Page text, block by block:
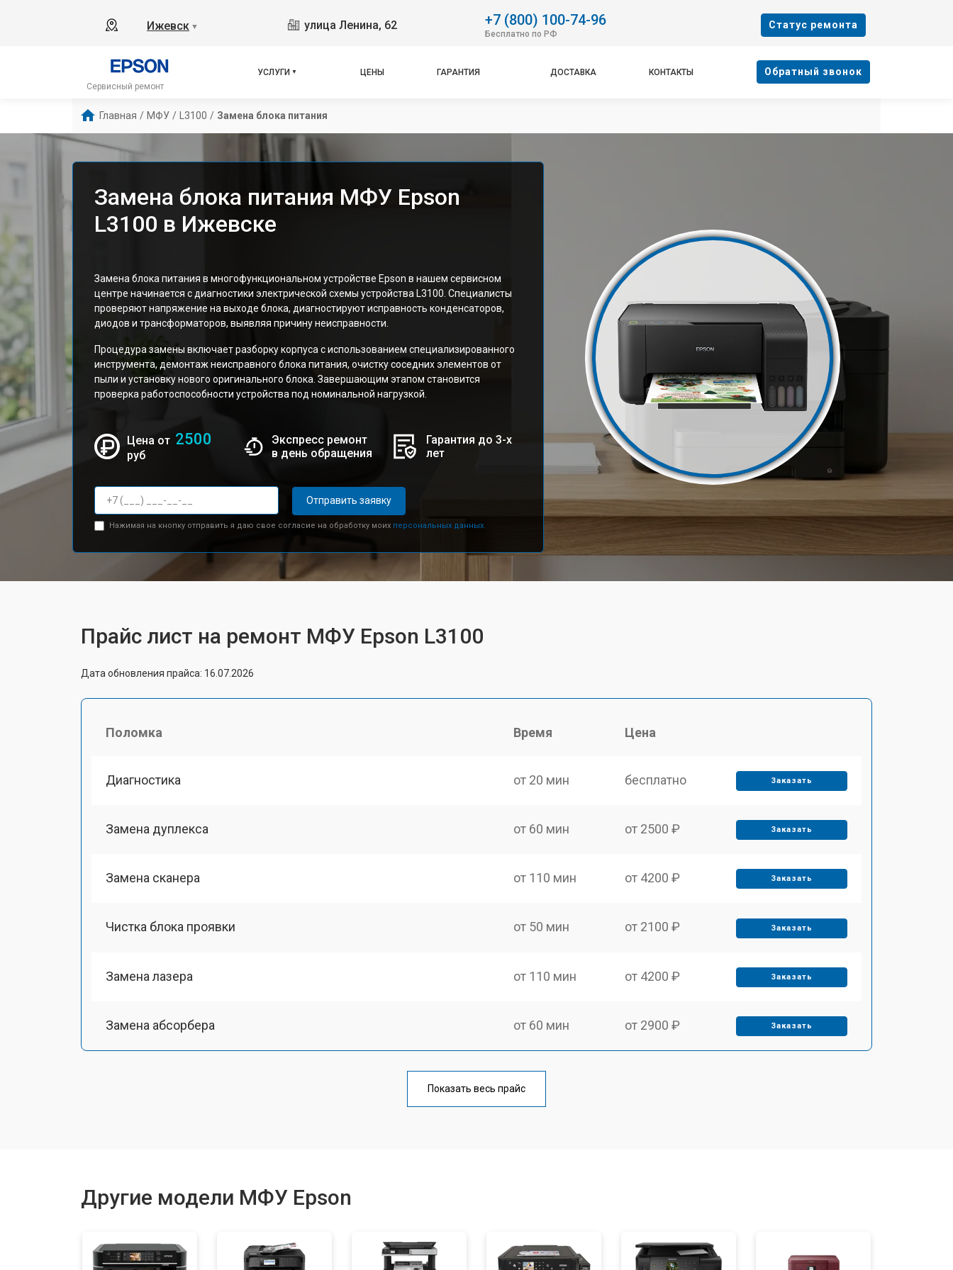
Ижевск ▼ улица Ленина, 62 +7 (800) 100-74-96
Бесплатно по РФ
Cтатус ремонта
Сервисный ремонт
УСЛУГИ ЦЕНЫ ГАРАНТИЯ ДОСТАВКА КОНТАКТЫ Oбратный звонок
Главная / МФУ / L3100 / Замена блока питания
Замена блока питания МФУ Epson
L3100 в Ижевске
Замена блока питания в многофункциональном устройстве Epson в нашем сервисном
центре начинается с диагностики электрической схемы устройства L3100. Специалисты
проверяют напряжение на выходе блока, диагностируют исправность конденсаторов,
диодов и трансформаторов, выявляя причину неисправности.
Процедура замены включает разборку корпуса с использованием специализированного
инструмента, демонтаж неисправного блока питания, очистку соседних элементов от
пыли и установку нового оригинального блока. Завершающим этапом становится
проверка работоспособности устройства под номинальной нагрузкой.
Цена от 2500
руб
Экспресс ремонт
в день обращения
Гарантия до 3-х
лет
Отправить заявку
Нажимая на кнопку отправить я даю свое согласие на обработку моих персональных данных.
Прайс лист на ремонт МФУ Epson L3100
Дата обновления прайса: 16.07.2026
Поломка Время Цена
Диагностика от 20 мин бесплатно Заказать
Замена дуплекса от 60 мин от 2500 ₽ Заказать
Замена сканера от 110 мин от 4200 ₽ Заказать
Чистка блока проявки от 50 мин от 2100 ₽ Заказать
Замена лазера от 110 мин от 4200 ₽ Заказать
Замена абсорбера от 60 мин от 2900 ₽ Заказать
от 100 мин
Показать весь прайс
Другие модели МФУ Epson